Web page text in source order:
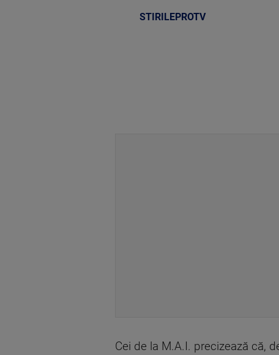
STIRILEPROTV
Cei de la M.A.I. precizează că,